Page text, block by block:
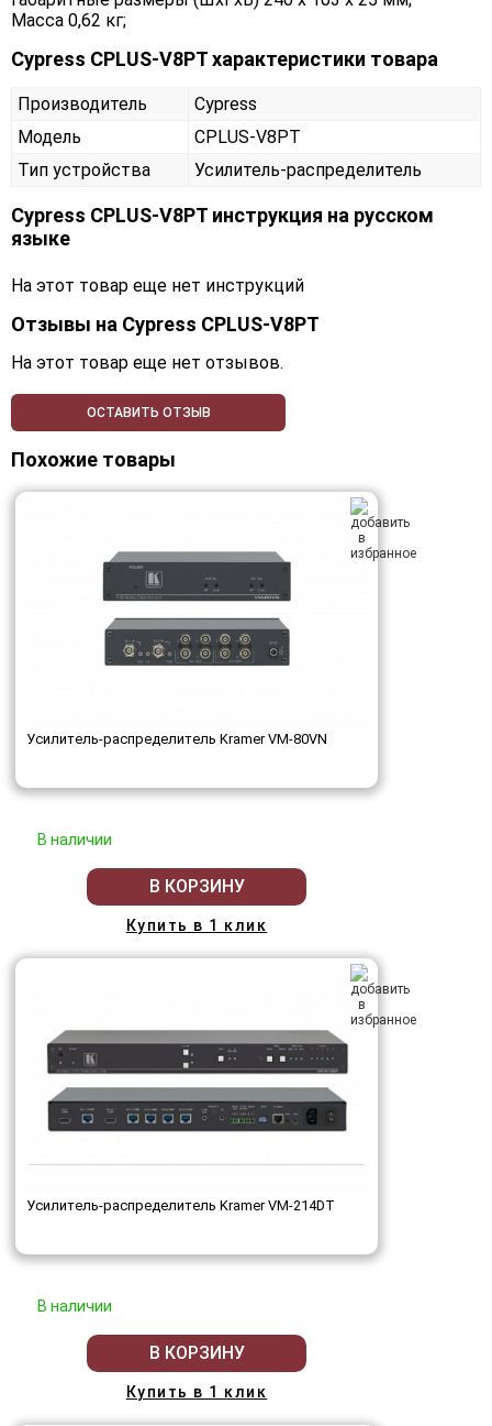
Масса 0,62 кг;
Cypress CPLUS-V8PT характеристики товара
Производитель
Cypress
Модель
CPLUS-V8PT
Тип устройства
Усилитель-распределитель
Cypress CPLUS-V8PT инструкция на русском
языке
На этот товар еще нет инструкций
Отзывы на Cypress CPLUS-V8PT
На этот товар еще нет отзывов.
ОСТАВИТЬ ОТЗЫВ
Похожие товары
Усилитель-распределитель Kramer VM-80VN
В наличии
В КОРЗИНУ
Купить в 1 клик
Усилитель-распределитель Kramer VM-214DT
В наличии
В КОРЗИНУ
Купить в 1 клик